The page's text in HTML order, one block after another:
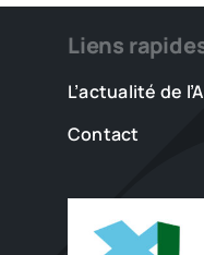
Liens
L’actualité de
Contact